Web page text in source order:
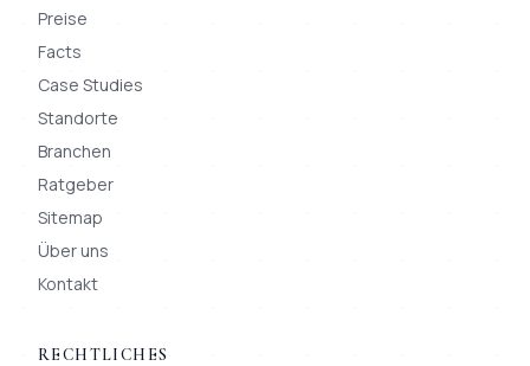
Preise
Facts
Case Studies
Standorte
Branchen
Ratgeber
Sitemap
Über uns
Kontakt
RECHTLICHES